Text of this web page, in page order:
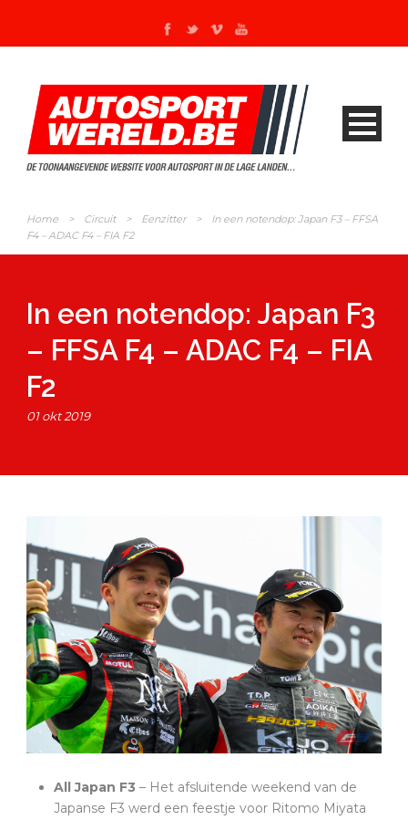
Home > Circuit > Eenzitter >
In een notendop: Japan F3 – FFSA
F4 – ADAC F4 – FIA F2
In een notendop: Japan F3
– FFSA F4 – ADAC F4 – FIA
F2
01 okt 2019
All Japan F3 – Het afsluitende weekend van de
Japanse F3 werd een feestje voor Ritomo Miyata